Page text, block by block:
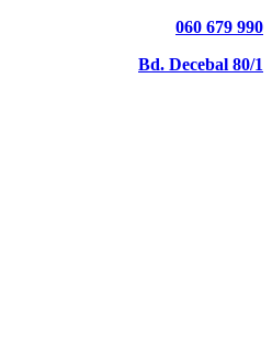
060 679 990
Bd. Decebal 80/1